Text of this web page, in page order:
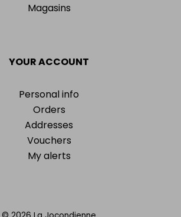
Magasins
YOUR ACCOUNT
Personal info
Orders
Addresses
Vouchers
My alerts